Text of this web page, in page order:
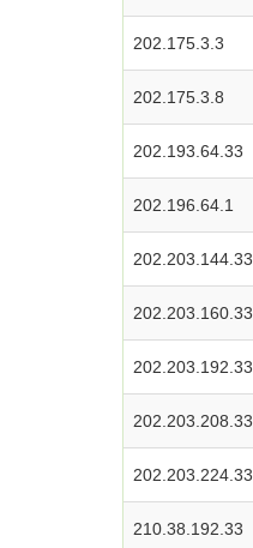
202.175.3.3
202.175.3.8
202.193.64.33
202.196.64.1
202.203.144.33
202.203.160.33
202.203.192.33
202.203.208.33
202.203.224.33
210.38.192.33